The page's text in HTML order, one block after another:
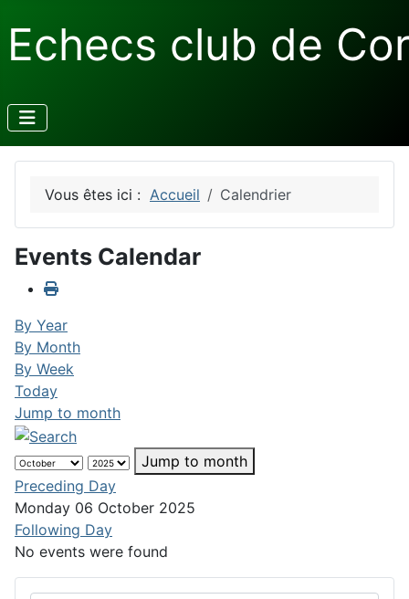
Echecs club de
Vous êtes ici : Accueil Calendrier
Events Calendar
By Year
By Month
By Week
Today
Jump to month
Jump to month
Preceding Day
Monday 06 October 2025
Following Day
No events were found